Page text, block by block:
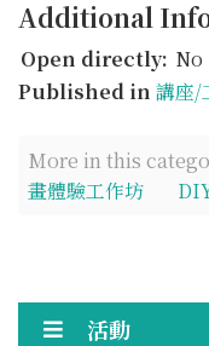
活動
Additional
Open directly: No
Published in 講座/
More in this
畫體驗工作坊